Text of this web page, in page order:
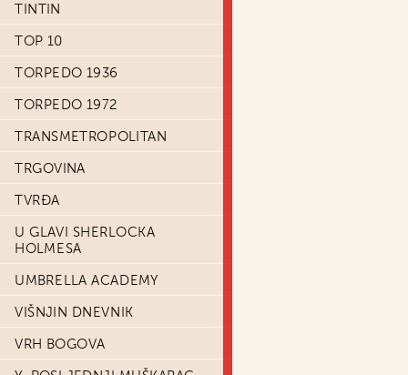
TINTIN
TOP 10
TORPEDO 1936
TORPEDO 1972
TRANSMETROPOLITAN
TRGOVINA
TVRĐA
U GLAVI SHERLOCKA
HOLMESA
UMBRELLA ACADEMY
VIŠNJIN DNEVNIK
VRH BOGOVA